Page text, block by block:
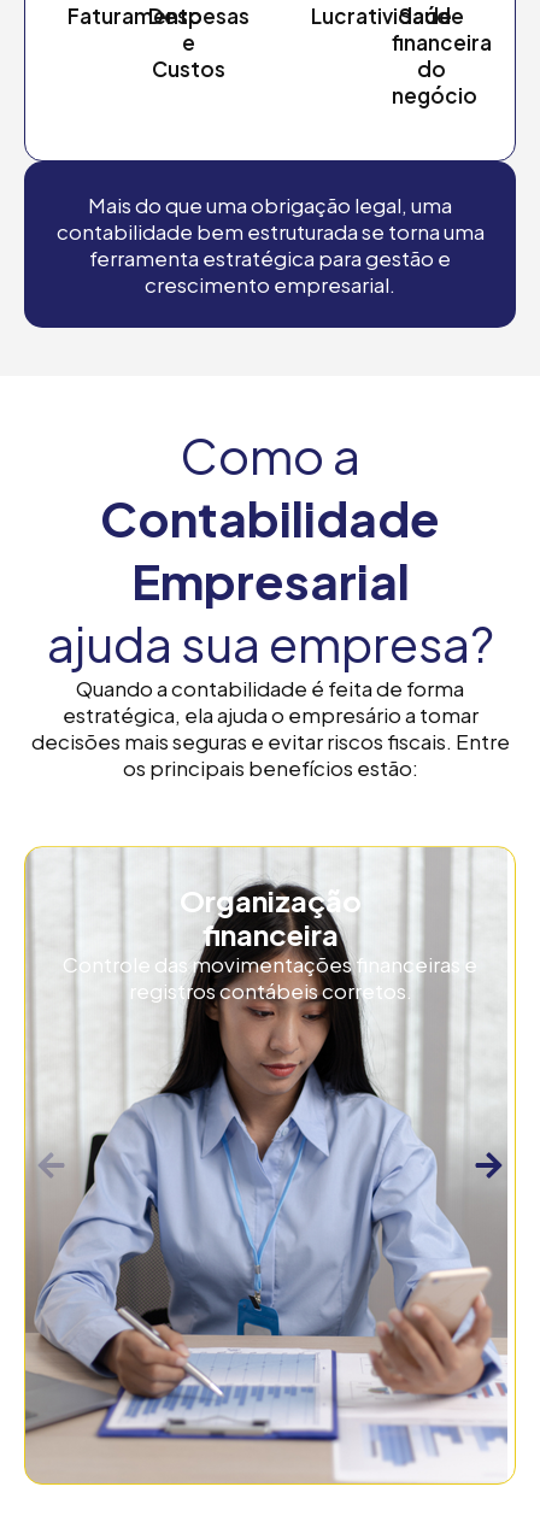
Faturamento
Despesas
e
Custos
Lucratividade
Saúde
financeira
do
negócio
Mais do que uma obrigação legal, uma
contabilidade bem estruturada se torna uma
ferramenta estratégica para gestão e
crescimento empresarial.
Como a
Contabilidade
Empresarial
ajuda sua empresa?
Quando a contabilidade é feita de forma
estratégica, ela ajuda o empresário a tomar
decisões mais seguras e evitar riscos fiscais. Entre
os principais benefícios estão:
Organização
financeira
Controle das movimentações financeiras e
registros contábeis corretos.